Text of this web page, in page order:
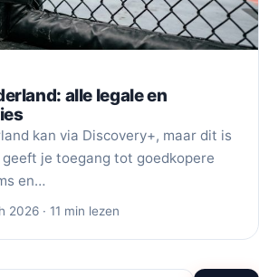
alle legale en
kan via Discovery+, maar dit is
geeft je toegang tot goedkopere
en…
2026 · 11 min lezen